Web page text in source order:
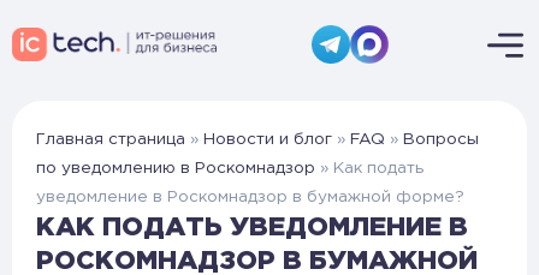
Главная страница » Новости и блог » FAQ » Вопросы
по уведомлению в Роскомнадзор » Как подать
уведомление в Роскомнадзор в бумажной форме?
КАК ПОДАТЬ УВЕДОМЛЕНИЕ В
РОСКОМНАДЗОР В БУМАЖНОЙ